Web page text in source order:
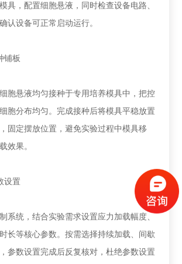
具，配置细胞悬液，同时检查设备电路、
认设备可正常启动运行。
板
悬液均匀接种于专用培养模具中，把控
胞分布均匀。完成接种后将模具平稳放置
固定摆放位置，避免实验过程中模具移
效果。
置
统，结合实验需求设置应力加载幅度、
长等核心参数。按需选择持续加载、间歇
参数设置完成后反复核对，杜绝参数设置